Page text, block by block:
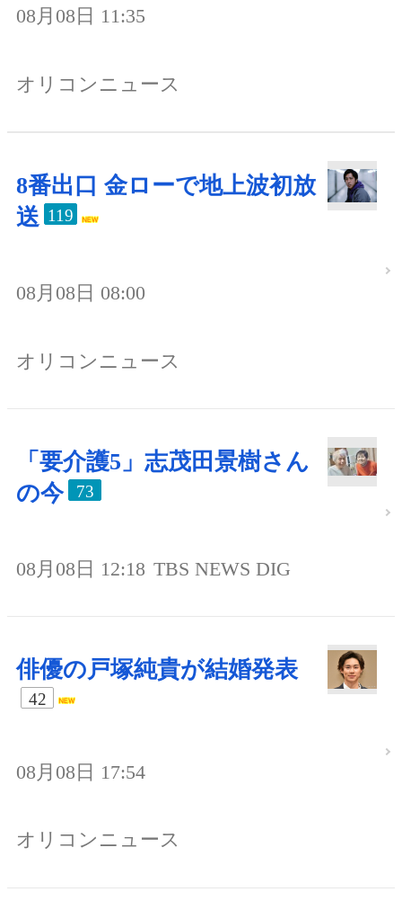
08月08日 11:35
オリコンニュース
8番出口 金ローで地上波初放
送 119
08月08日 08:00
オリコンニュース
「要介護5」志茂田景樹さん
の今
73
08月08日 12:18 TBS NEWS DIG
俳優の戸塚純貴が結婚発表
42
08月08日 17:54
オリコンニュース